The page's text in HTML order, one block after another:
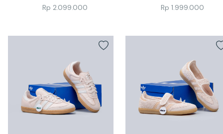
Rp 2.099.000
Rp 1.999.000